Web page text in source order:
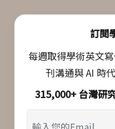
訂閱
每週取得學術英文
刊溝通與 AI 時
315,000+ 台灣研